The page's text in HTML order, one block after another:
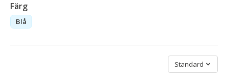
Färg
Blå
Sortera efter
Standard